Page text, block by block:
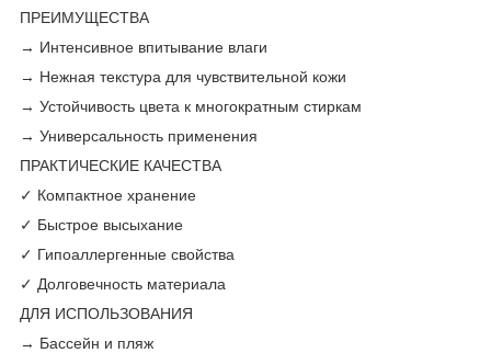
ПРЕИМУЩЕСТВА
→ Интенсивное впитывание влаги
→ Нежная текстура для чувствительной кожи
→ Устойчивость цвета к многократным стиркам
→ Универсальность применения
ПРАКТИЧЕСКИЕ КАЧЕСТВА
✓ Компактное хранение
✓ Быстрое высыхание
✓ Гипоаллергенные свойства
✓ Долговечность материала
ДЛЯ ИСПОЛЬЗОВАНИЯ
→ Бассейн и пляж